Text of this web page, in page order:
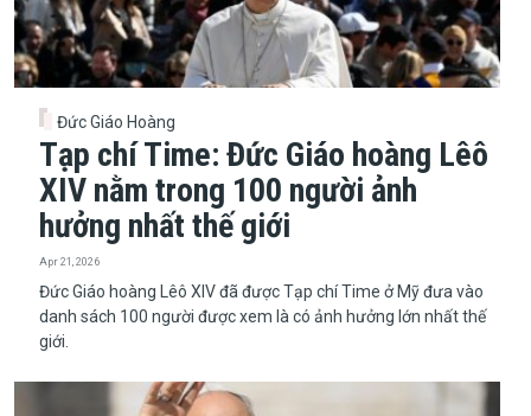
Đức Giáo Hoàng
Tạp chí Time: Đức Giáo hoàng Lêô
XIV nằm trong 100 người ảnh
hưởng nhất thế giới
Apr 21, 2026
Đức Giáo hoàng Lêô XIV đã được Tạp chí Time ở Mỹ đưa vào
danh sách 100 người được xem là có ảnh hưởng lớn nhất thế
giới.